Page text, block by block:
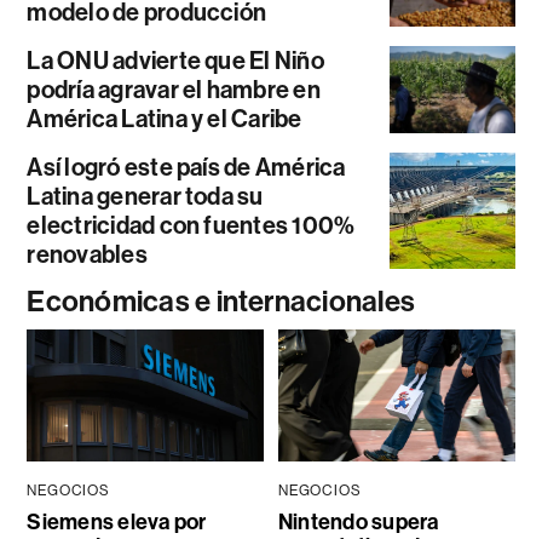
modelo de producción
La ONU advierte que El Niño
podría agravar el hambre en
América Latina y el Caribe
Así logró este país de América
Latina generar toda su
electricidad con fuentes 100%
renovables
Económicas e internacionales
NEGOCIOS
Siemens eleva por
NEGOCIOS
Nintendo supera